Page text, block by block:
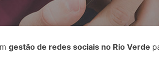
gestão de redes sociais no Rio Verde